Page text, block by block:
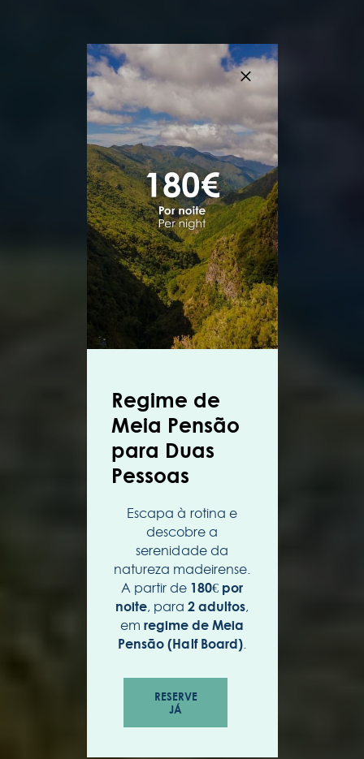
Regime de
Meia Pensão
para Duas
Pessoas
Escapa à rotina e
descobre a
serenidade da
natureza madeirense.
A partir de 180€ por
noite, para2 adultos,
em regime de Meia
Pensão (Half Board).
RESERVE
JÁ